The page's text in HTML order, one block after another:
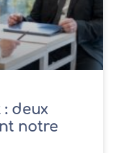
deux
notre